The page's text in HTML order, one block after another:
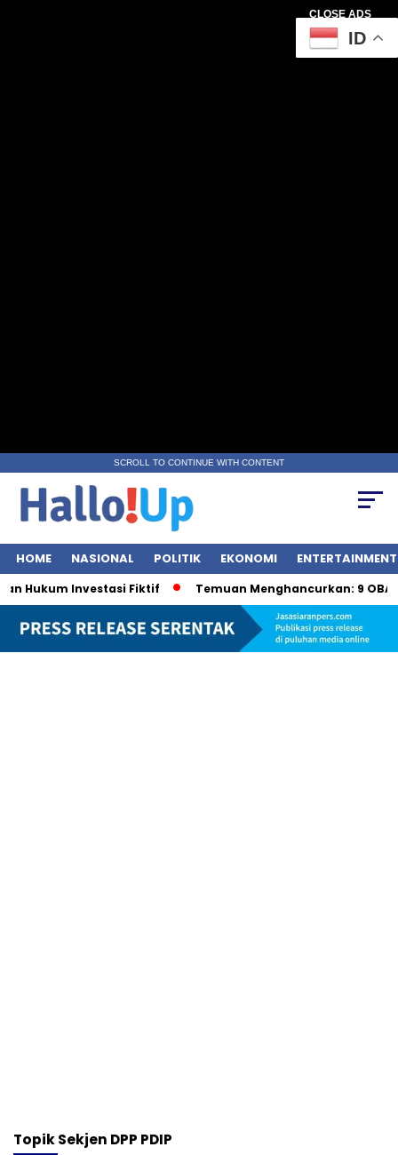
CLOSE ADS
SCROLL TO CONTINUE WITH CONTENT
HOME NASIONAL POLITIK EKONOMI ENTERTAINMENT
Hukum Investasi Fiktif Temuan Menghancurkan: 9 OBA
TopikSekjen DPP PDIP
ID